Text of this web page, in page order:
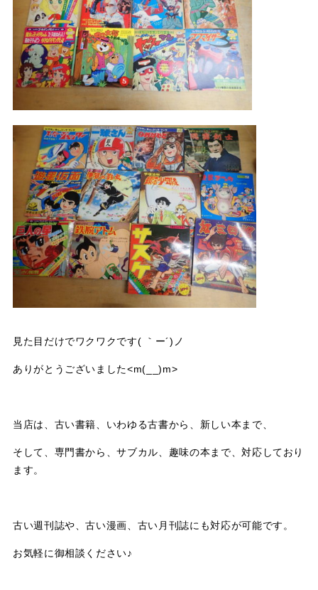
見た目だけでワクワクです( ｀ー´)ノ
ありがとうございました<m(__)m>
当店は、古い書籍、いわゆる古書から、新しい本まで、
そして、専門書から、サブカル、趣味の本まで、対応しており
ます。
古い週刊誌や、古い漫画、古い月刊誌にも対応が可能です。
お気軽に御相談ください♪